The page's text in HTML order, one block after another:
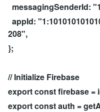
messagingSenderId:
appId:
208",
};
// Initialize Firebase
export const firebase =
export const auth =